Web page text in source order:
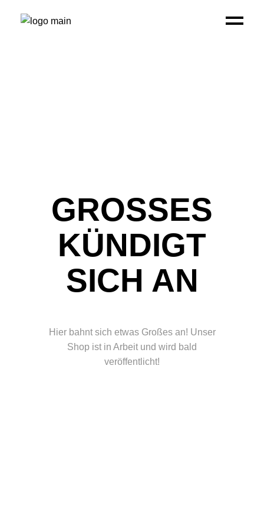
GROSSES K
ÜNDIGT S
ICH AN
Hier bahnt sich etwas Großes an! Unser
Shop ist in Arbeit und wird bald
veröffentlicht!